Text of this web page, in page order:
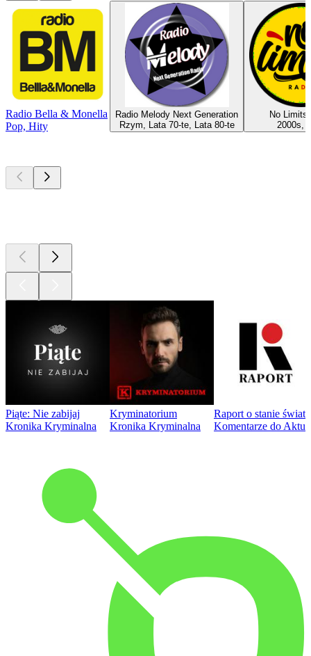
Radio Bella & Monella
Pop, Hity
Radio Melody Next Generation
Rzym, Lata 70-te, Lata 80-te
No Limits
2000s,
Piąte: Nie zabijaj
Kronika Kryminalna
Kryminatorium
Kronika Kryminalna
Raport o stanie
Komentarze do